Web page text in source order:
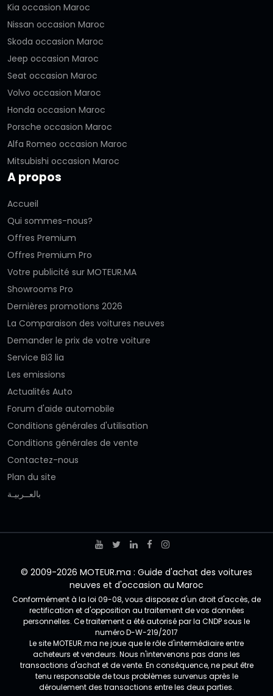
Kia occasion Maroc
Nissan occasion Maroc
Skoda occasion Maroc
Jeep occasion Maroc
Seat occasion Maroc
Volvo occasion Maroc
Honda occasion Maroc
Porsche occasion Maroc
Alfa Romeo occasion Maroc
Mitsubishi occasion Maroc
A propos
Accueil
Qui sommes-nous?
Offres Premium
Offres Premium Pro
Votre publicité sur MOTEUR.MA
Showrooms Pro
Dernières promotions 2026
La Comparaison des voitures neuves
Demander le prix de votre voiture
Service Bi3 lia
Les emissions
Actualités Auto
Forum d'aide automobile
Conditions générales d'utilisation
Conditions générales de vente
Contactez-nous
Plan du site
بالعــربيـة
© 2009-2026 MOTEUR.ma : Guide d'achat des voitures
neuves et d'occasion au Maroc
Conformément à la loi 09-08, vous disposez d'un droit d'accès, de
rectification et d'opposition au traitement de vos données
personnelles. Ce traitement a été autorisé par la CNDP sous le
numéro D-W-219/2017
Le site MOTEUR.ma ne joue que le rôle d'intermédiaire entre
acheteurs et vendeurs. Nous n'intervenons pas dans les
transactions d'achat et de vente. En conséquence, ne peut être
tenu responsable de tous problèmes survenus après le
déroulement des transactions entre les deux parties.